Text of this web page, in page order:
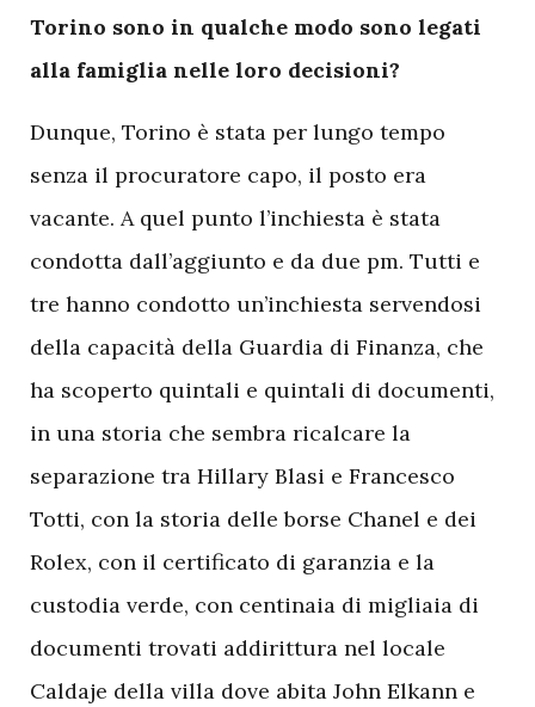
Torino sono in qualche modo sono legati
alla famiglia nelle loro decisioni?
Dunque, Torino è stata per lungo tempo
senza il procuratore capo, il posto era
vacante. A quel punto l’inchiesta è stata
condotta dall’aggiunto e da due pm. Tutti e
tre hanno condotto un’inchiesta servendosi
della capacità della Guardia di Finanza, che
ha scoperto quintali e quintali di documenti,
in una storia che sembra ricalcare la
separazione tra Hillary Blasi e Francesco
Totti, con la storia delle borse Chanel e dei
Rolex, con il certificato di garanzia e la
custodia verde, con centinaia di migliaia di
documenti trovati addirittura nel locale
Caldaje della villa dove abita John Elkann e